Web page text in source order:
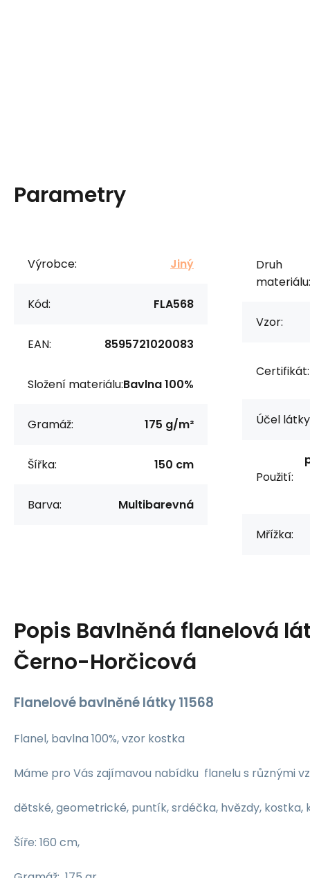
Parametry
Výrobce: Jiný
Kód: FLA568
EAN: 8595721020083
Složení materiálu:Bavlna 100%
Gramáž: 175 g/m²
Šířka: 150 cm
Barva: Multibarevná
Druh
materiálu:
Vzor:
Certifikát:
Účel
Použití:
Mřížka:
Popis Bavlněná flanelová
Černo-Horčicová
Flanelové bavlněné látky 11568
Flanel, bavlna 100%, vzor kostka
Máme pro Vás zajímavou nabídku flanelu s různými
dětské, geometrické, puntík, srdéčka, hvězdy, kostka,
Šíře: 160 cm,